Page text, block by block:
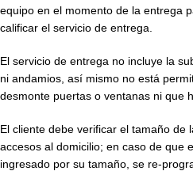
equipo en el momento de la entrega
calificar el servicio de entrega.
El servicio de entrega no incluye la
ni andamios, así mismo no está
desmonte puertas o ventanas ni que
El cliente debe verificar el tamaño de
accesos al domicilio; en caso de que
ingresado por su tamaño, se re-